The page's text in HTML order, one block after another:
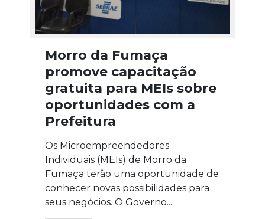
Morro da Fumaça
promove capacitação
gratuita para MEIs sobre
oportunidades com a
Prefeitura
Os Microempreendedores
Individuais (MEIs) de Morro da
Fumaça terão uma oportunidade de
conhecer novas possibilidades para
seus negócios. O Governo...